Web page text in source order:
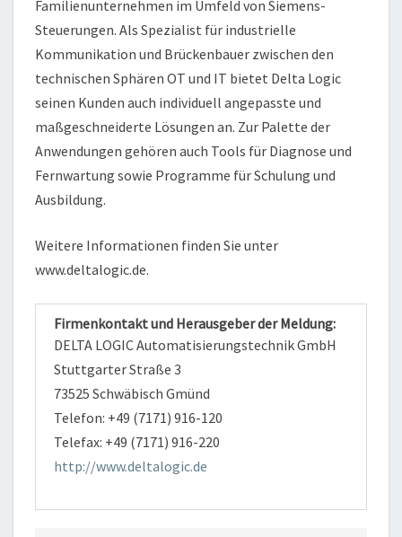
Familienunternehmen im Umfeld von Siemens-
Steuerungen. Als Spezialist für industrielle
Kommunikation und Brückenbauer zwischen den
technischen Sphären OT und IT bietet Delta Logic
seinen Kunden auch individuell angepasste und
maßgeschneiderte Lösungen an. Zur Palette der
Anwendungen gehören auch Tools für Diagnose und
Fernwartung sowie Programme für Schulung und
Ausbildung.
Weitere Informationen finden Sie unter
www.deltalogic.de.
Firmenkontakt und Herausgeber der Meldung:
DELTA LOGIC Automatisierungstechnik GmbH
Stuttgarter Straße 3
73525 Schwäbisch Gmünd
Telefon: +49 (7171) 916-120
Telefax: +49 (7171) 916-220
http://www.deltalogic.de